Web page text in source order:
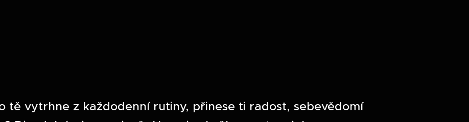
tě vytrhne z každodenní rutiny, přinese ti radost, sebevědomí